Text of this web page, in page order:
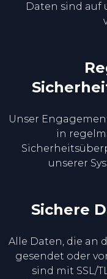
Daten sind auf
Unser
in
unserer
Sichere
Alle Daten, die an
gesendet oder
sind mit SSL/